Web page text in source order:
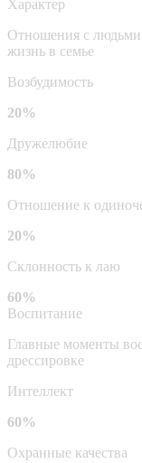
Характер
Отношения с
жизнь в семье
Возбудимость
20%
Дружелюбие
80%
Отношение к
20%
Склонность к лаю
60%
Воспитание
Главные моменты
дрессировке
Интеллект
60%
Охранные качества